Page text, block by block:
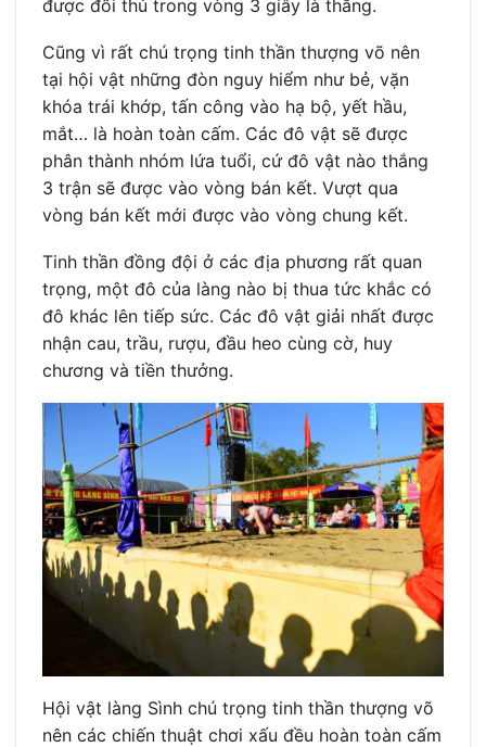
được đối thủ trong vòng 3 giây là thắng.
Cũng vì rất chú trọng tinh thần thượng võ nên
tại hội vật những đòn nguy hiểm như bẻ, vặn
khóa trái khớp, tấn công vào hạ bộ, yết hầu,
mắt… là hoàn toàn cấm. Các đô vật sẽ được
phân thành nhóm lứa tuổi, cứ đô vật nào thắng
3 trận sẽ được vào vòng bán kết. Vượt qua
vòng bán kết mới được vào vòng chung kết.
Tinh thần đồng đội ở các địa phương rất quan
trọng, một đô của làng nào bị thua tức khắc có
đô khác lên tiếp sức. Các đô vật giải nhất được
nhận cau, trầu, rượu, đầu heo cùng cờ, huy
chương và tiền thưởng.
Hội vật làng Sình chú trọng tinh thần thượng võ
nên các chiến thuật chơi xấu đều hoàn toàn cấm